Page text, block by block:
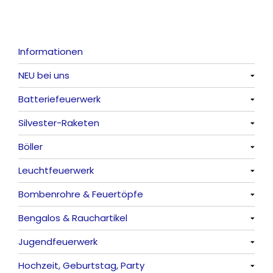
Informationen
NEU bei uns
Alle anzeigen
Batteriefeuerwerk
Alle anzeigen
Silvester-Raketen
Alle anzeigen
Böller
Alle anzeigen
China-Böller
Knaller / Kanonenschläge
Reibkopfknaller
Frösche, Pfeiffer
Leuchtfeuerwerk
Alle anzeigen
Vulkane
Fontänen
Sonnen
Bombenrohre & Feuertöpfe
Alle anzeigen
Mit Rumms
Bezaubernde Effekte
Bengalos & Rauchartikel
Alle anzeigen
Bengalos
Jugendfeuerwerk
Alle anzeigen
Hochzeit, Geburtstag, Party